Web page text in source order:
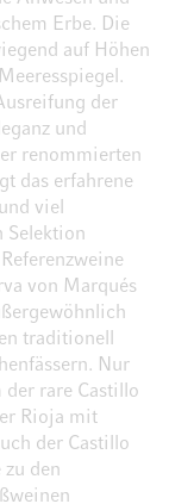
Erbe. Die
auf Höhen
der
und
renommierten
das erfahrene
viel
Selektion
von Marqués
traditionell
Nur
der rare Castillo
Rioja mit
der Castillo
zu den